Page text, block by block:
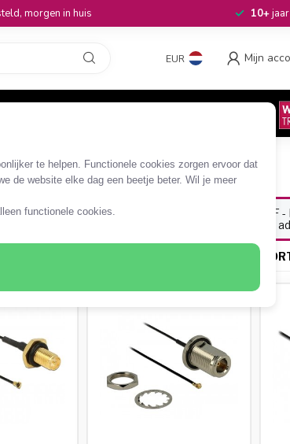
te helpen. Functionele cookies zorgen ervoor dat
de website elke dag een beetje beter. Wil je meer
functionele cookies.
morgen in huis 10+jaar
EUR Mijn
MHF - RP-SMA kabels en
MHF